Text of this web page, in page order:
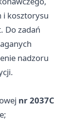
i kosztorysu
Do zadań
nadzoru
nr 2037C